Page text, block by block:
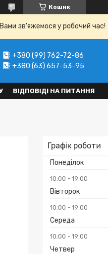
Кошик
зв'яжемося у робочий час!
+380 (99) 762-72-86
+380 (63) 657-53-95
ВІДПОВІДІ НА ПИТАННЯ
Графік роботи
Понеділок
10:00 19:00
Вівторок
10:00 19:00
Середа
10:00 19:00
Четвер